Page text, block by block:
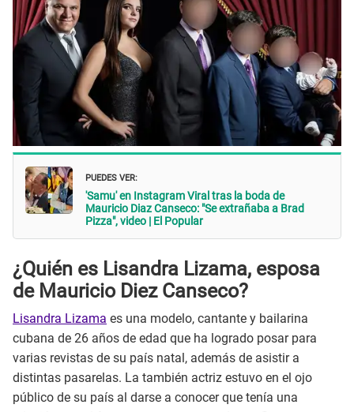
PUEDES VER:
'Samu' en Instagram Viral tras la boda de
Mauricio Diaz Canseco: "Se extrañaba a Brad
Pizza", video | El Popular
¿Quién es Lisandra Lizama, esposa
de Mauricio Diez Canseco?
Lisandra Lizama es una modelo, cantante y bailarina
cubana de 26 años de edad que ha logrado posar para
varias revistas de su país natal, además de asistir a
distintas pasarelas. La también actriz estuvo en el ojo
público de su país al darse a conocer que tenía una